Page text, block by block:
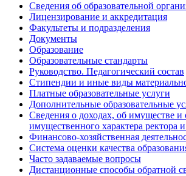
Сведения об образовательной
Лицензирование и аккредитация
Факультеты и подразделения
Документы
Образование
Образовательные стандарты
Руководство. Педагогический состав
Стипендии и иные виды
Платные образовательные услуги
Дополнительные образовательные
Сведения о доходах, об имуществе и
имущественного характера ректора
Финансово-хозяйственная
Система оценки качества
Часто задаваемые вопросы
Дистанционные способы обратной